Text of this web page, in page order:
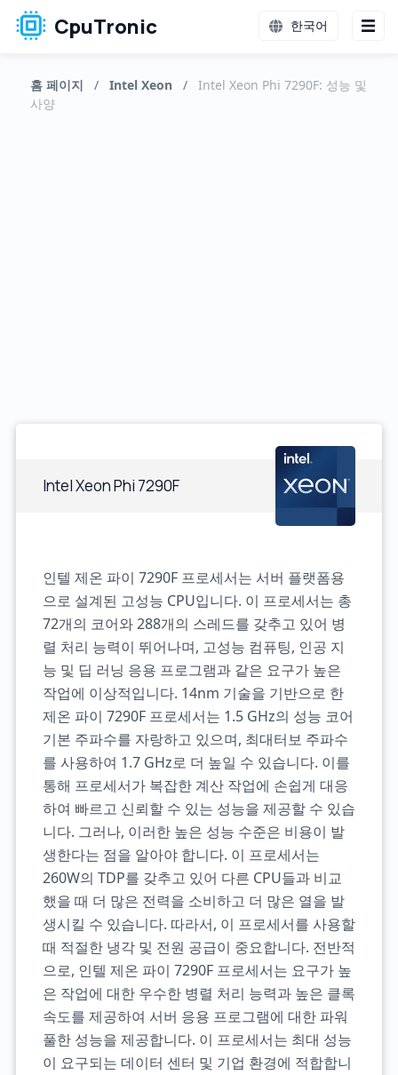
CpuTronic 한국어
홈 페이지 / Intel Xeon /
Intel Xeon Phi 7290F: 성능 및
사양
Intel Xeon Phi 7290F
인텔 제온 파이 7290F 프로세서는 서버 플랫폼용
으로 설계된 고성능 CPU입니다. 이 프로세서는 총
72개의 코어와 288개의 스레드를 갖추고 있어 병
렬 처리 능력이 뛰어나며, 고성능 컴퓨팅, 인공 지
능 및 딥 러닝 응용 프로그램과 같은 요구가 높은
작업에 이상적입니다. 14nm 기술을 기반으로 한
제온 파이 7290F 프로세서는 1.5 GHz의 성능 코어
기본 주파수를 자랑하고 있으며, 최대터보 주파수
를 사용하여 1.7 GHz로 더 높일 수 있습니다. 이를
통해 프로세서가 복잡한 계산 작업에 손쉽게 대응
하여 빠르고 신뢰할 수 있는 성능을 제공할 수 있습
니다. 그러나, 이러한 높은 성능 수준은 비용이 발
생한다는 점을 알아야 합니다. 이 프로세서는
260W의 TDP를 갖추고 있어 다른 CPU들과 비교
했을 때 더 많은 전력을 소비하고 더 많은 열을 발
생시킬 수 있습니다. 따라서, 이 프로세서를 사용할
때 적절한 냉각 및 전원 공급이 중요합니다. 전반적
으로, 인텔 제온 파이 7290F 프로세서는 요구가 높
은 작업에 대한 우수한 병렬 처리 능력과 높은 클록
속도를 제공하여 서버 응용 프로그램에 대한 파워
풀한 성능을 제공합니다. 이 프로세서는 최대 성능
이 요구되는 데이터 센터 및 기업 환경에 적합합니